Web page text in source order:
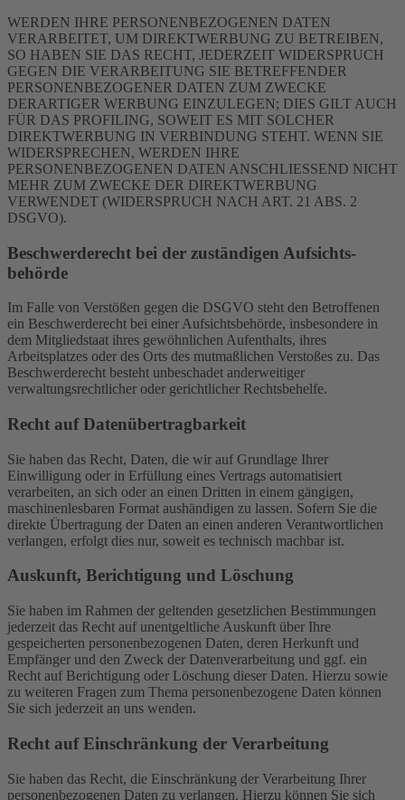
WERDEN IHRE PERSONENBEZOGENEN DATEN
VERARBEITET, UM DIREKTWERBUNG ZU BETREIBEN,
SO HABEN SIE DAS RECHT, JEDERZEIT WIDERSPRUCH
GEGEN DIE VERARBEITUNG SIE BETREFFENDER
PERSONENBEZOGENER DATEN ZUM ZWECKE
DERARTIGER WERBUNG EINZULEGEN; DIES GILT AUCH
FÜR DAS PROFILING, SOWEIT ES MIT SOLCHER
DIREKTWERBUNG IN VERBINDUNG STEHT. WENN SIE
WIDERSPRECHEN, WERDEN IHRE
PERSONENBEZOGENEN DATEN ANSCHLIESSEND NICHT
MEHR ZUM ZWECKE DER DIREKTWERBUNG
VERWENDET (WIDERSPRUCH NACH ART. 21 ABS. 2
DSGVO).
Beschwerde­recht bei der zuständigen Aufsichts­
behörde
Im Falle von Verstößen gegen die DSGVO steht den Betroffenen
ein Beschwerderecht bei einer Aufsichtsbehörde, insbesondere in
dem Mitgliedstaat ihres gewöhnlichen Aufenthalts, ihres
Arbeitsplatzes oder des Orts des mutmaßlichen Verstoßes zu. Das
Beschwerderecht besteht unbeschadet anderweitiger
verwaltungsrechtlicher oder gerichtlicher Rechtsbehelfe.
Recht auf Daten­übertrag­barkeit
Sie haben das Recht, Daten, die wir auf Grundlage Ihrer
Einwilligung oder in Erfüllung eines Vertrags automatisiert
verarbeiten, an sich oder an einen Dritten in einem gängigen,
maschinenlesbaren Format aushändigen zu lassen. Sofern Sie die
direkte Übertragung der Daten an einen anderen Verantwortlichen
verlangen, erfolgt dies nur, soweit es technisch machbar ist.
Auskunft, Berichtigung und Löschung
Sie haben im Rahmen der geltenden gesetzlichen Bestimmungen
jederzeit das Recht auf unentgeltliche Auskunft über Ihre
gespeicherten personenbezogenen Daten, deren Herkunft und
Empfänger und den Zweck der Datenverarbeitung und ggf. ein
Recht auf Berichtigung oder Löschung dieser Daten. Hierzu sowie
zu weiteren Fragen zum Thema personenbezogene Daten können
Sie sich jederzeit an uns wenden.
Recht auf Einschränkung der Verarbeitung
Sie haben das Recht, die Einschränkung der Verarbeitung Ihrer
personenbezogenen Daten zu verlangen. Hierzu können Sie sich